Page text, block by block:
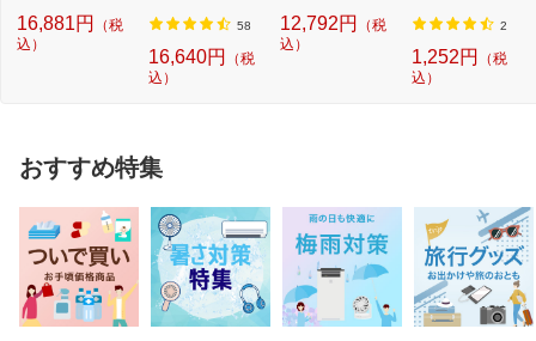
16,881円
（税
込）
圧...
58
16,640円
（税
込）
12,792円
（税
込）
2
1,252円
（税
込）
おすすめ特集